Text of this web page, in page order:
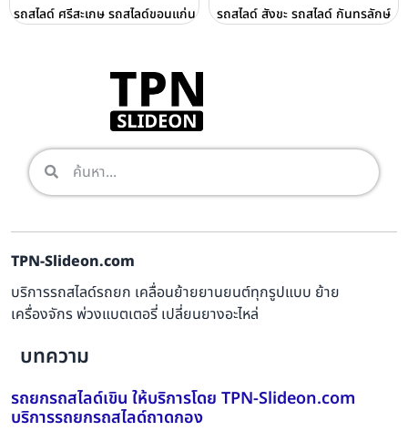
รถสไลด์ ศรีสะเกษ รถสไลด์ขอนแก่น รถสไลด์ สังขะ รถสไลด์ กันทรลักษ์
TPN-Slideon.com
บริการรถสไลด์รถยก เคลื่อนย้ายยานยนต์ทุกรูปแบบ ย้าย
เครื่องจักร พ่วงแบตเตอรี่ เปลี่ยนยางอะไหล่
บทความ
รถยกรถสไลด์เขิน ให้บริการโดย TPN-Slideon.com
บริการรถยกรถสไลด์ถาดกอง